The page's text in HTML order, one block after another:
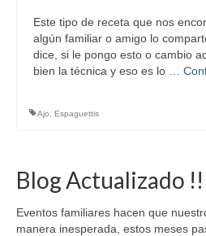
Este tipo de receta que nos
algún familiar o amigo lo
dice, si le pongo esto o cambio
bien la técnica y eso es lo …
Ajo Espaguettis
Blog Actualizado
Eventos familiares hacen que
manera inesperada, estos meses